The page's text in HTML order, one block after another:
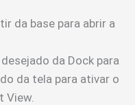
da base para abrir a
da Dock para
da tela para ativar o
View.